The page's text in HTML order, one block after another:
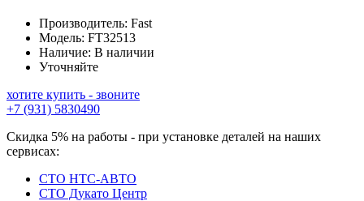
Производитель: Fast
Модель: FT32513
Наличие: В наличии
Уточняйте
хотите купить - звоните
+7 (931) 5830490
Скидка 5% на работы - при установке деталей на наших
сервисах:
СТО НТС-АВТО
СТО Дукато Центр